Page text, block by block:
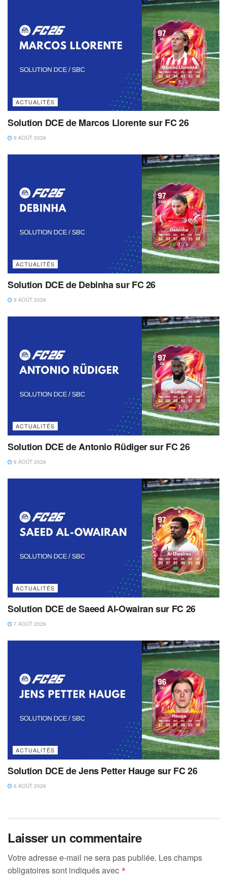
ACTUALITÉS
Solution DCE de Marcos Llorente sur FC 26
9 AOÛT 2026
ACTUALITÉS
Solution DCE de Debinha sur FC 26
9 AOÛT 2026
ACTUALITÉS
Solution DCE de Antonio Rüdiger sur FC 26
9 AOÛT 2026
ACTUALITÉS
Solution DCE de Saeed Al-Owairan sur FC 26
7 AOÛT 2026
ACTUALITÉS
Solution DCE de Jens Petter Hauge sur FC 26
6 AOÛT 2026
Laisser un commentaire
Votre adresse e-mail ne sera pas publiée. Les champs
obligatoires sont indiqués avec *